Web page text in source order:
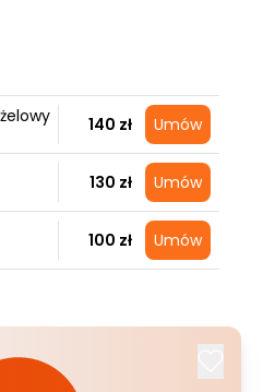
140 zł Umów
130 zł Umów
100 zł Umów